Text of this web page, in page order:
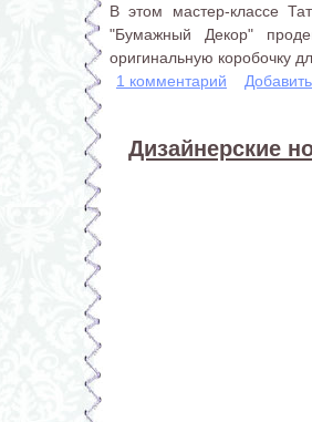
В этом мастер-классе
"Бумажный Декор"
оригинальную коробочку
1 комментарий
Дизайнерские